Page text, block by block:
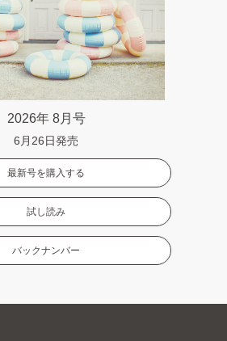
2026年 8月号
6月26日発売
最新号を購入する
試し読み
バックナンバー